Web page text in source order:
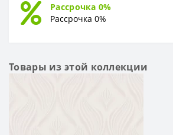
Рассрочка 0%
Рассрочка 0%
Товары из этой коллекции